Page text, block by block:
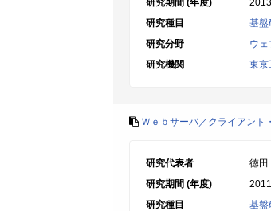
研究期間 (年度)
研究種目
基盤
研究分野
ウ
研究機関
東京
Ｗｅｂサーバ／クライアント
研究代表者
徳田
研究期間 (年度)
研究種目
基盤